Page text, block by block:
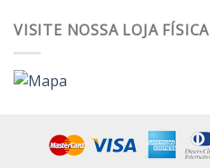
VISITE NOSSA LOJA FÍSICA